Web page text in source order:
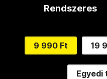
Rendszeres
9 990 Ft 19
Egyedi